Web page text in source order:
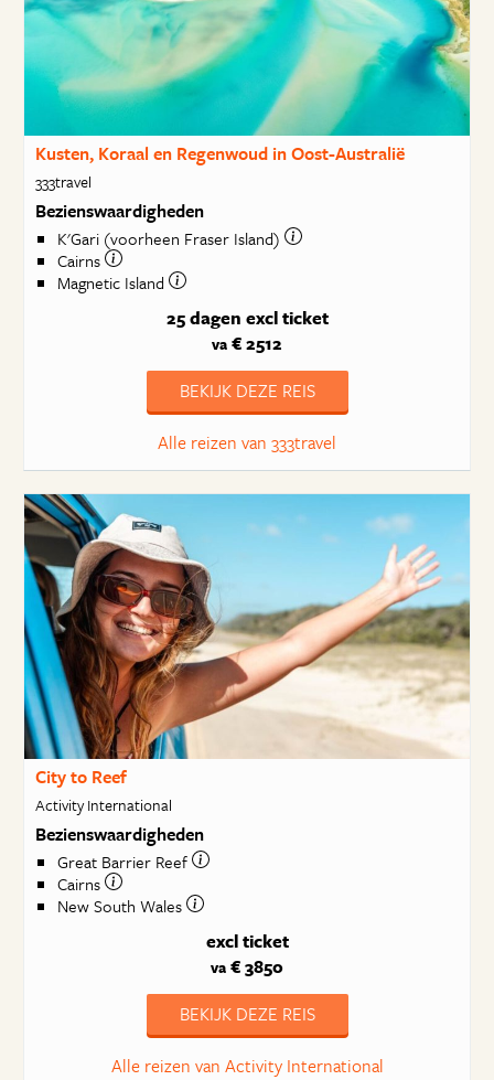
Kusten, Koraal en Regenwoud in Oost-Australië
333travel
Bezienswaardigheden
K'Gari (voorheen Fraser Island)
Cairns
Magnetic Island
25 dagen excl ticket
va € 2512
BEKIJK DEZE REIS
Alle reizen van 333travel
City to Reef
Activity International
Bezienswaardigheden
Great Barrier Reef
Cairns
New South Wales
excl ticket
va € 3850
BEKIJK DEZE REIS
Alle reizen van Activity International